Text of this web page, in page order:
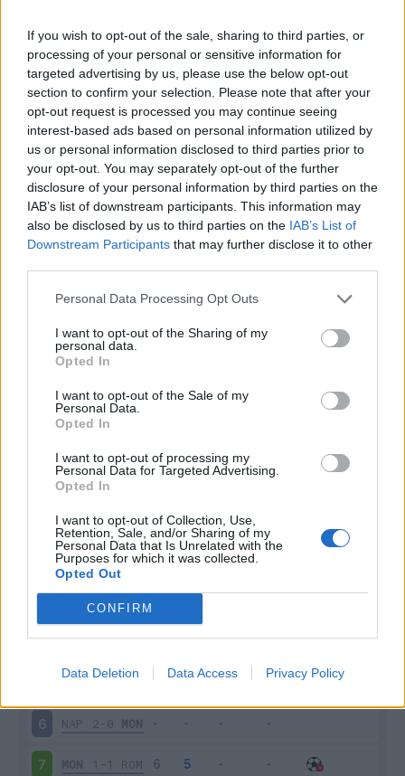
If you wish to opt-out of the sale, sharing to third parties, or
processing of your personal or sensitive information for
targeted advertising by us, please use the below opt-out
section to confirm your selection. Please note that after your
opt-out request is processed you may continue seeing
interest-based ads based on personal information utilized by
us or personal information disclosed to third parties prior to
your opt-out. You may separately opt-out of the further
disclosure of your personal information by third parties on the
IAB’s list of downstream participants. This information may
also be disclosed by us to third parties on the IAB’s List of
Downstream Participants that may further disclose it to other
Personal Data Processing Opt Outs
I want to opt-out of the Sharing of my
personal data.
Opted In
I want to opt-out of the Sale of my
Personal Data.
Opted In
I want to opt-out of processing my
Personal Data for Targeted Advertising.
Opted In
I want to opt-out of Collection, Use,
Retention, Sale, and/or Sharing of my
Personal Data that Is Unrelated with the
Purposes for which it was collected.
Opted Out
CONFIRM
Data Deletion Data Access Privacy Policy
Classic Mantra
Riepilogo stagione
Titolare 8 - 21 %
Entrato 1 - 2%
Squalificato 0 - 0%
Infortunato 0 - 0%
Inutilizzato 29 - 76%
Scarica riepilogo
Giornata
EMP 0-0 MON
MON 0-1 GEN
2-2 MON
4 MON 1-1 INT
MON 1-2 BOL
6 NAP 2-0 MON
7 MON 1-1 ROM